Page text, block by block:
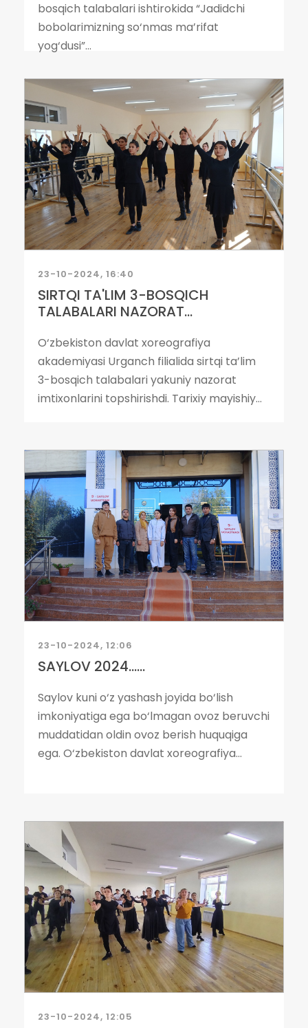
bosqich talabalari ishtirokida “Jadidchi
bobolarimizning so‘nmas ma’rifat
yog‘dusi”...
23-10-2024, 16:40
SIRTQI TA'LIM 3-BOSQICH
TALABALARI NAZORAT...
O‘zbekiston davlat xoreografiya
akademiyasi Urganch filialida sirtqi ta’lim
3-bosqich talabalari yakuniy nazorat
imtixonlarini topshirishdi. Tarixiy mayishiy...
23-10-2024, 12:06
SAYLOV 2024......
Saylov kuni o‘z yashash joyida bo‘lish
imkoniyatiga ega bo‘lmagan ovoz beruvchi
muddatidan oldin ovoz berish huquqiga
ega. O‘zbekiston davlat xoreografiya...
23-10-2024, 12:05